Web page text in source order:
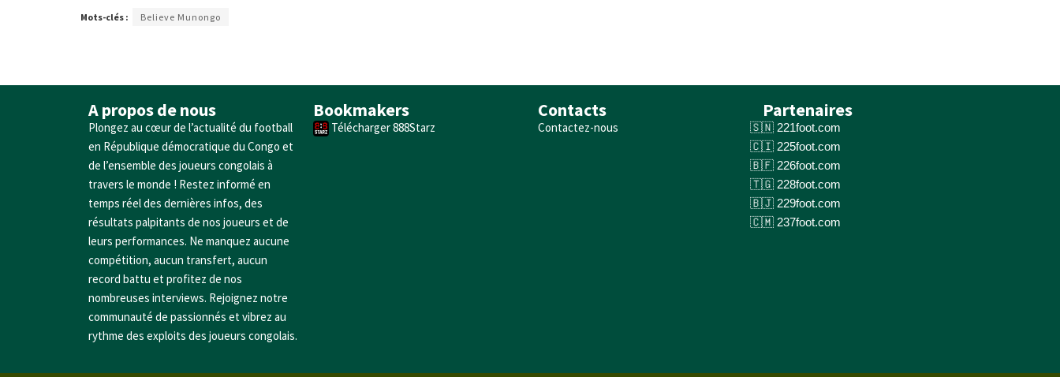
Mots-clés : Believe Munongo
A propos de nous
Plongez au cœur de l’actualité du football
en République démocratique du Congo et
de l’ensemble des joueurs congolais à
travers le monde ! Restez informé en
temps réel des dernières infos, des
résultats palpitants de nos joueurs et de
leurs performances. Ne manquez aucune
compétition, aucun transfert, aucun
record battu et profitez de nos
nombreuses interviews. Rejoignez notre
communauté de passionnés et vibrez au
rythme des exploits des joueurs congolais.
Bookmakers
Télécharger 888Starz
Contacts
Contactez-nous
Partenaires
221foot.com
225foot.com
226foot.com
228foot.com
229foot.com
237foot.com